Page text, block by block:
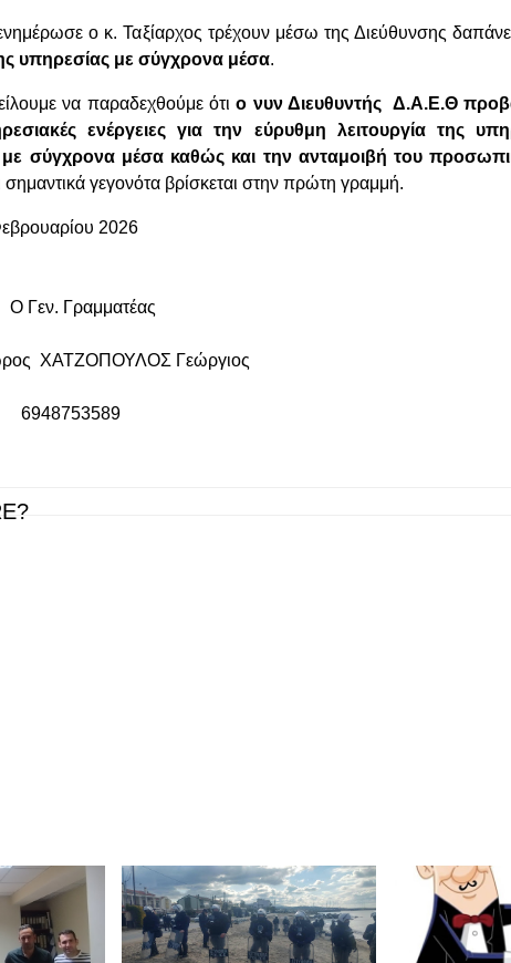
ο κ. Ταξίαρχος τρέχουν μέσω της Διεύθυνσης
υπηρεσίας με σύγχρονα μέσα.
να παραδεχθούμε ότιο νυν Διευθυντής Δ.Α.Ε.Θ
ενέργειες για την εύρυθμη λειτουργία της
με σύγχρονα μέσα καθώς και την ανταμοιβή του
γεγονότα βρίσκεται στην πρώτη γραμμή.
2026
Γραμματέας
ΧΑΤΖΟΠΟΥΛΟΣ Γεώργιος